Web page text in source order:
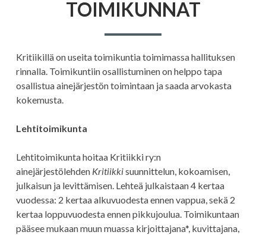
TOIMIKUNNAT
Kritiikillä on useita toimikuntia toimimassa hallituksen
rinnalla. Toimikuntiin osallistuminen on helppo tapa
osallistua ainejärjestön toimintaan ja saada arvokasta
kokemusta.
Lehtitoimikunta
Lehtitoimikunta hoitaa Kritiikki ry:n
ainejärjestölehden Kritiikkisuunnittelun, kokoamisen,
julkaisun ja levittämisen. Lehteä julkaistaan 4 kertaa
vuodessa: 2 kertaa alkuvuodesta ennen vappua, sekä 2
kertaa loppuvuodesta ennen pikkujoulua. Toimikuntaan
pääsee mukaan muun muassa kirjoittajana*, kuvittajana,